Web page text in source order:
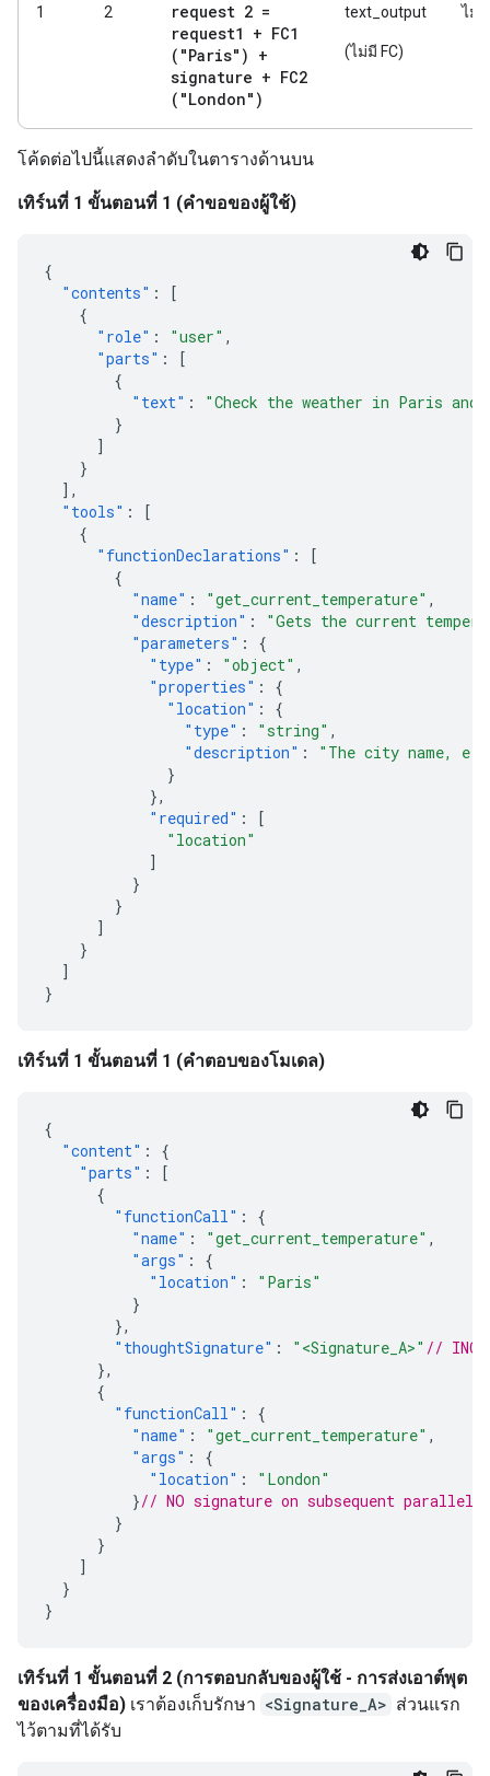
1 2
request 2 =
request1 + FC1
("Paris") +
signature + FC2
("London")
text_output
(ไม่มี FC)
ไม่มี
โค้ดต่อไปนี้แสดงลำดับในตารางด้านบน
เทิร์นที่ 1 ขั้นตอนที่ 1 (คำขอของผู้ใช้)
{
"contents" :
[
{
"role" : "user" ,
"parts" :
[
{
"text" :
"Check the weather in Paris and
}
]
}
],
"tools" :
[
{
"functionDeclarations" :
[
{
"name" : "get_current_temperature" ,
"description" :
"Gets the current
"parameters" :
{
"type" : "object" ,
"properties" :
{
"location" :
{
"type" : "string" ,
"description" :
"The city name,
}
},
"required" :
[
"location"
]
}
}
]
}
]
}
เทิร์นที่ 1 ขั้นตอนที่ 1 (คำตอบของโมเดล)
{
"content" :
{
"parts" :
[
{
"functionCall" :
{
"name" : "get_current_temperature" ,
"args" :
{
"location" :
"Paris"
}
},
"thoughtSignature" : "<Signature_A>" //
},
{
"functionCall" :
{
"name" : "get_current_temperature" ,
"args" :
{
"location" :
"London"
}// NO signature on subsequent parallel
}
}
]
}
}
เทิร์นที่ 1 ขั้นตอนที่ 2 (การตอบกลับของผู้ใช้ - การส่งเอาต์พุต
ของเครื่องมือ) เราต้องเก็บรักษา <Signature_A> ส่วนแรก
ไว้ตามที่ได้รับ